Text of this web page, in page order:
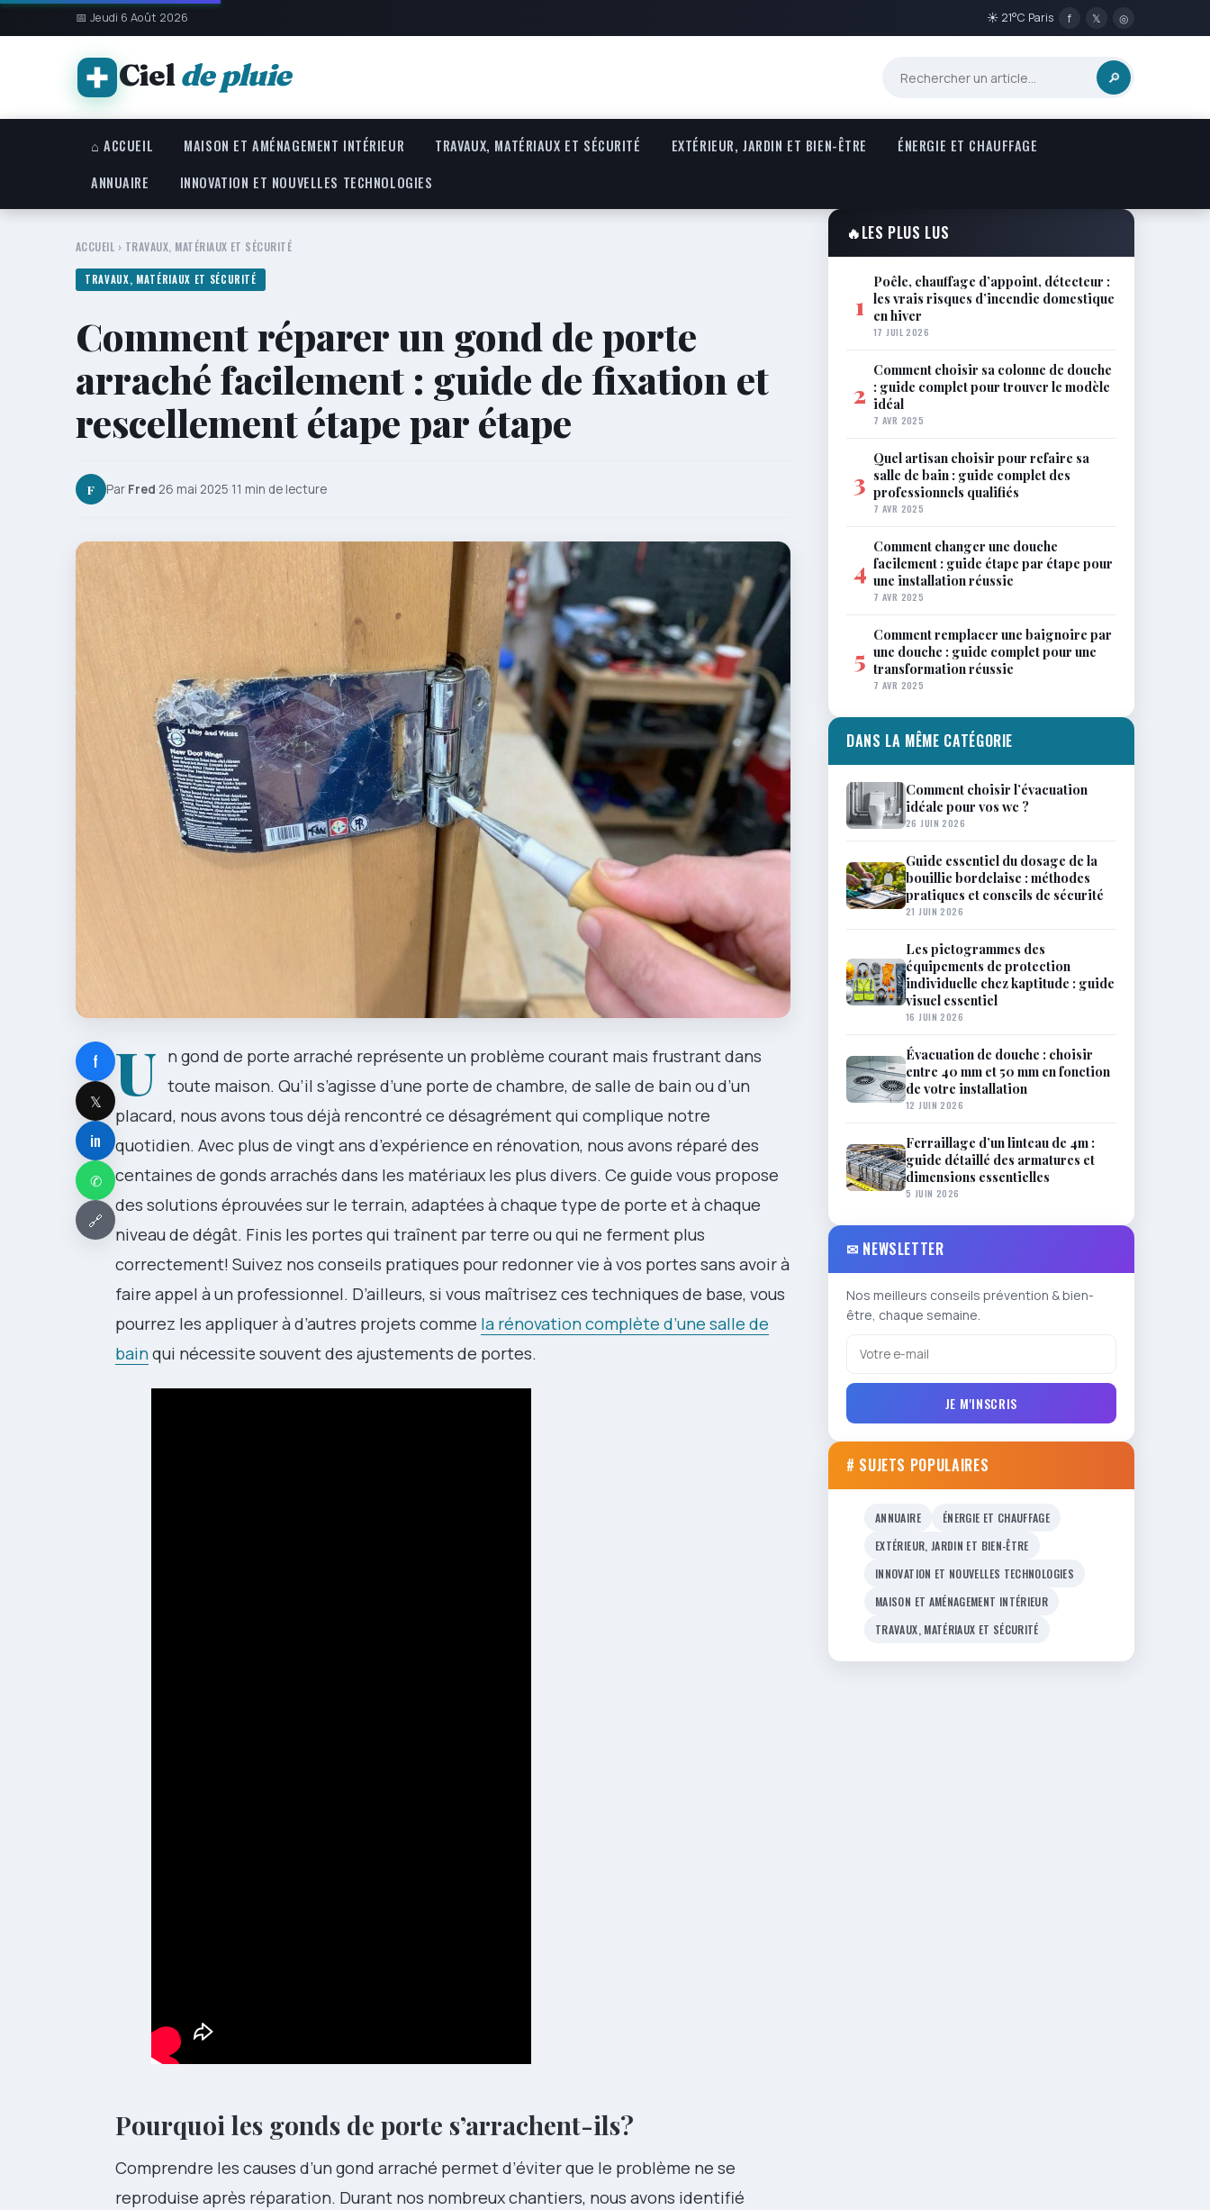
📅 Jeudi 6 Août 2026 ☀ 21°C Paris f 𝕏 ◎
Cielde pluie 🔎
⌂ ACCUEIL MAISON ET AMÉNAGEMENT INTÉRIEUR TRAVAUX, MATÉRIAUX ET SÉCURITÉ EXTÉRIEUR, JARDIN ET BIEN-ÊTRE
ÉNERGIE ET CHAUFFAGE
ANNUAIRE
INNOVATION ET NOUVELLES TECHNOLOGIES
ACCUEIL › TRAVAUX, MATÉRIAUX ET SÉCURITÉ
TRAVAUX, MATÉRIAUX ET SÉCURITÉ
Comment réparer un gond de porte
arraché facilement : guide de fixation et
rescellement étape par étape
F Par Fred·26 mai 2025·11 min de lecture
f
𝕏
in
✆
🔗
U n gond de porte arraché représente un problème courant mais frustrant dans
toute maison. Qu’il s’agisse d’une porte de chambre, de salle de bain ou d’un
placard, nous avons tous déjà rencontré ce désagrément qui complique notre
quotidien. Avec plus de vingt ans d’expérience en rénovation, nous avons réparé des
centaines de gonds arrachés dans les matériaux les plus divers. Ce guide vous propose
des solutions éprouvées sur le terrain, adaptées à chaque type de porte et à chaque
niveau de dégât. Finis les portes qui traînent par terre ou qui ne ferment plus
correctement! Suivez nos conseils pratiques pour redonner vie à vos portes sans avoir à
faire appel à un professionnel. D’ailleurs, si vous maîtrisez ces techniques de base, vous
pourrez les appliquer à d’autres projets comme la rénovation complète d’une salle de
bainqui nécessite souvent des ajustements de portes.
Pourquoi les gonds de porte s’arrachent-ils?
Comprendre les causes d’un gond arraché permet d’éviter que le problème ne se
reproduise après réparation. Durant nos nombreux chantiers, nous avons identifié
🔥LES PLUS LUS
1
Poêle, chauffage d’appoint, détecteur :
les vrais risques d’incendie domestique
en hiver
17 JUIL 2026
2
Comment choisir sa colonne de douche
: guide complet pour trouver le modèle
idéal
7 AVR 2025
3
Quel artisan choisir pour refaire sa
salle de bain : guide complet des
professionnels qualifiés
7 AVR 2025
4
Comment changer une douche
facilement : guide étape par étape pour
une installation réussie
7 AVR 2025
5
Comment remplacer une baignoire par
une douche : guide complet pour une
transformation réussie
7 AVR 2025
DANS LA MÊME CATÉGORIE
Comment choisir l’évacuation
idéale pour vos wc ?
26 JUIN 2026
Guide essentiel du dosage de la
bouillie bordelaise : méthodes
pratiques et conseils de sécurité
21 JUIN 2026
Les pictogrammes des
équipements de protection
individuelle chez kaptitude : guide
visuel essentiel
16 JUIN 2026
Évacuation de douche : choisir
entre 40 mm et 50 mm en fonction
de votre installation
12 JUIN 2026
Ferraillage d’un linteau de 4m :
guide détaillé des armatures et
dimensions essentielles
5 JUIN 2026
✉ NEWSLETTER
Nos meilleurs conseils prévention & bien-
être, chaque semaine.
JE M'INSCRIS
# SUJETS POPULAIRES
ANNUAIRE
ÉNERGIE ET CHAUFFAGE
EXTÉRIEUR, JARDIN ET BIEN-ÊTRE
INNOVATION ET NOUVELLES TECHNOLOGIES
MAISON ET AMÉNAGEMENT INTÉRIEUR
TRAVAUX, MATÉRIAUX ET SÉCURITÉ